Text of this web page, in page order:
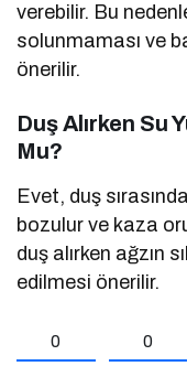
verebilir. Bu
solunmaması ve
önerilir.
Duş Alırken Su
Mu?
Evet, duş
bozulur ve kaza
duş alırken ağzın
edilmesi önerilir.
0 0